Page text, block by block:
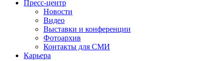
Пресс-центр
Новости
Видео
Выставки и конференции
Фотоархив
Контакты для СМИ
Карьера